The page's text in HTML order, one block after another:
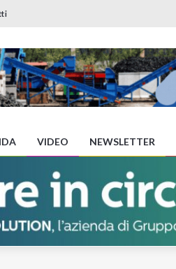
VIDEO NEWSLETTER